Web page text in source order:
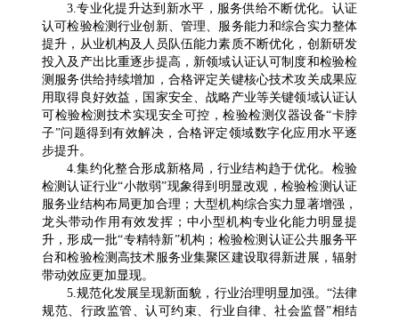
3.专业化提升达到新水平，服务供给不断优化。认证
认可检验检测行业创新、管理、服务能力和综合实力整体
提升，从业机构及人员队伍能力素质不断优化，创新研发
投入及产出比重逐步提高，新领域认证认可制度和检验检
测服务供给持续增加，合格评定关键核心技术攻关成果应
用取得良好效益，国家安全、战略产业等关键领域认证认
可检验检测技术实现安全可控，检验检测仪器设备“卡脖
子”问题得到有效解决，合格评定领域数字化应用水平逐
步提升。
4.集约化整合形成新格局，行业结构趋于优化。检验
检测认证行业“小散弱”现象得到明显改观，检验检测认证
服务业结构布局更加合理；大型机构综合实力显著增强，
龙头带动作用有效发挥；中小型机构专业化能力明显提
升，形成一批“专精特新”机构；检验检测认证公共服务平
台和检验检测高技术服务业集聚区建设取得新进展，辐射
带动效应更加显现。
5.规范化发展呈现新面貌，行业治理明显加强。“法律
规范、行政监管、认可约束、行业自律、社会监督”相结